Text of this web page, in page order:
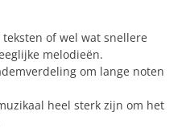
of wel wat snellere
melodieën.
om lange noten
heel sterk zijn om het